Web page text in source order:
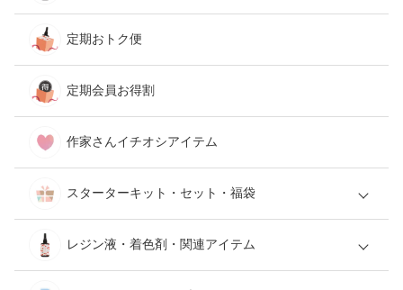
定期おトク便
定期会員お得割
作家さんイチオシアイテム
スターターキット・セット・福袋
レジン液・着色剤・関連アイテム